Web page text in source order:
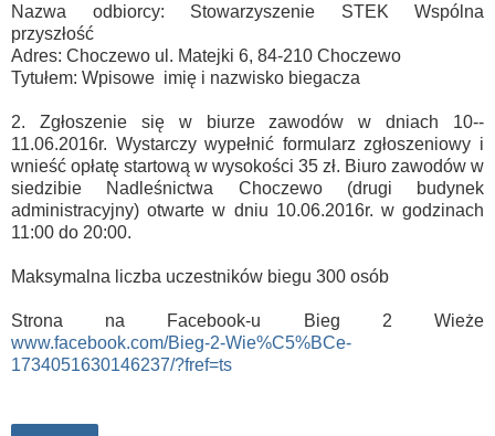
Nazwa odbiorcy: Stowarzyszenie STEK Wspólna
przyszłość
Adres: Choczewo ul. Matejki 6, 84­-210 Choczewo
Tytułem: Wpisowe ­ imię i nazwisko biegacza
2. Zgłoszenie się w biurze zawodów w dniach 10-­
11.06.2016r. Wystarczy wypełnić formularz zgłoszeniowy i
wnieść opłatę startową w wysokości 35 zł. Biuro zawodów w
siedzibie Nadleśnictwa Choczewo (drugi budynek
administracyjny) otwarte w dniu 10.06.2016r. w godzinach
11:00 do 20:00.
Maksymalna liczba uczestników biegu 300 osób
Strona na Facebook-u Bieg 2 Wieże
www.facebook.com/Bieg-2-Wie%C5%BCe-
1734051630146237/?fref=ts